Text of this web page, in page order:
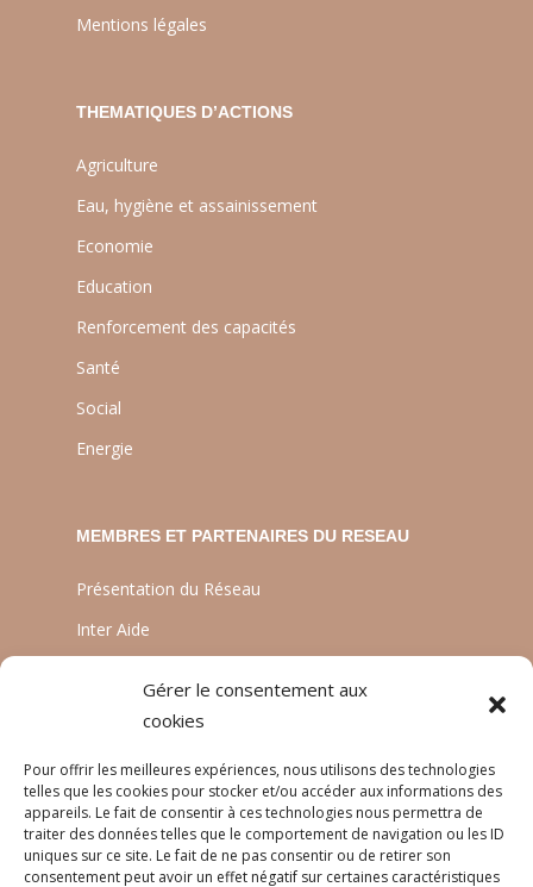
Gérer le consentement aux
cookies
Pour offrir les meilleures expériences, nous utilisons des technologies
telles que les cookies pour stocker et/ou accéder aux informations des
appareils. Le fait de consentir à ces technologies nous permettra de
traiter des données telles que le comportement de navigation ou les ID
uniques sur ce site. Le fait de ne pas consentir ou de retirer son
consentement peut avoir un effet négatif sur certaines caractéristiques
Mentions légales
THEMATIQUES D’ACTIONS
Agriculture
Eau, hygiène et assainissement
Economie
Education
Renforcement des capacités
Santé
Social
Energie
MEMBRES ET PARTENAIRES DU RESEAU
Présentation du Réseau
Inter Aide
Planète Enfants & Développement
LANGUES